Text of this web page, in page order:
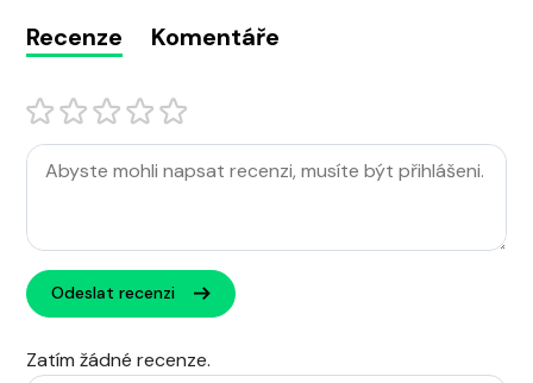
Recenze Komentáře
Odeslat recenzi
Zatím žádné recenze.